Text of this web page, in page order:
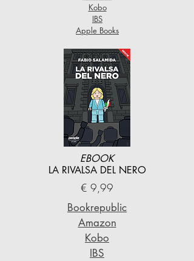
Kobo
IBS
Apple Books
EBOOK
LA RIVALSA DEL NERO
€ 9,99
Bookrepublic
Amazon
Kobo
IBS